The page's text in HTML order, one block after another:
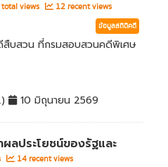
views 12 recent views
ข้อมูลสถิติคดี
สืบสวน ที่กรมสอบสวนคดีพิเศษ
10 มิถุนายน 2569
ลประโยชน์ของรัฐและ
14 recent views